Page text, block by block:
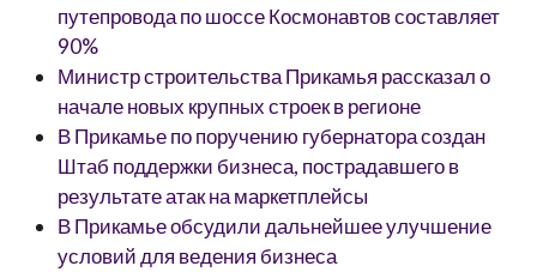
путепровода по шоссе Космонавтов составляет
90%
Министр строительства Прикамья рассказал о
начале новых крупных строек в регионе
В Прикамье по поручению губернатора создан
Штаб поддержки бизнеса, пострадавшего в
результате атак на маркетплейсы
В Прикамье обсудили дальнейшее улучшение
условий для ведения бизнеса